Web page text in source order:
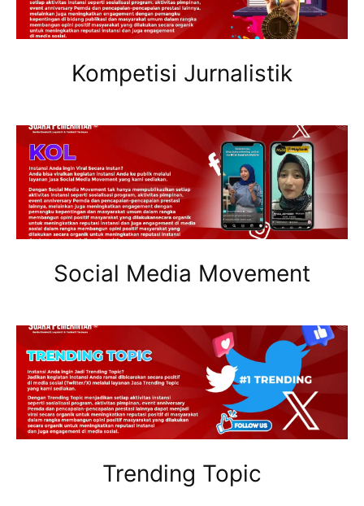
Kompetisi Jurnalistik
Social Media Movement
Trending Topic